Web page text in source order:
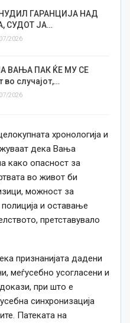
ГАРАНЦИЈА НАД
СУДОТ ЈА…
2026
ВАЊА ПАК ЌЕ МУ СЕ
случајот,…
2026
хронологија и
дека Вања
како опасност за
во живот би
можност за
и оставање
претставувало
признанијата дадени
меѓусебно усогласени и
при што е
синхронизација
Патеката на